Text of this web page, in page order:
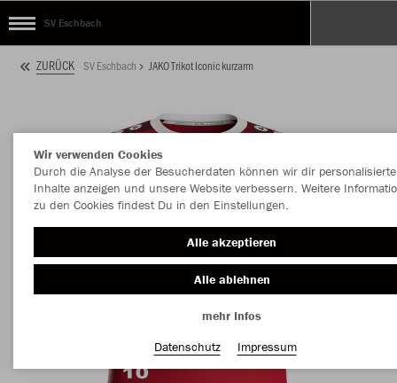
SV Eschbach
ZURÜCK SV Eschbach JAKO Trikot Iconic kurzarm
Wir verwenden Cookies
Durch die Analyse der Besucherdaten können wir dir personalisierte
Inhalte anzeigen und unsere Website verbessern. Weitere
zu den Cookies findest Du in den Einstellungen.
Alle akzeptieren
Alle ablehnen
mehr Infos
Datenschutz
Impressum